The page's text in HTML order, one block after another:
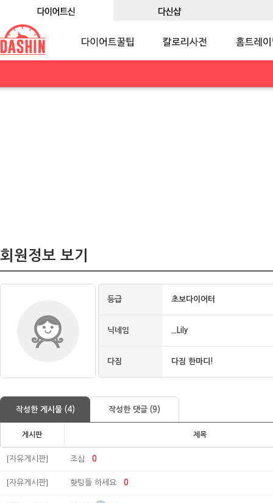
회원정보 보기
등급 초보다이어터
닉네임 ...Lily
다짐 다짐 한마디!
작성한 게시물 (4) 작성한 댓글 (9)
게시판 제목
[자유게시판] 조심 0
[자유게시판] 홧팅들 하세요 0